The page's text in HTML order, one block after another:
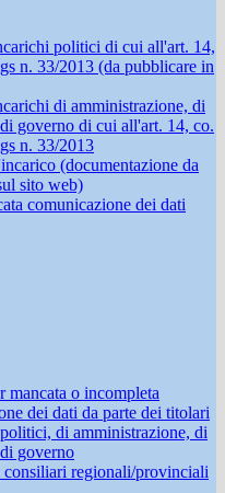
politici di cui all'art. 14,
n. 33/2013 (da pubblicare in
di amministrazione, di
governo di cui all'art. 14, co.
n. 33/2013
(documentazione da
sito web)
comunicazione dei dati
mancata o incompleta
dei dati da parte dei titolari
di amministrazione, di
governo
regionali/provinciali